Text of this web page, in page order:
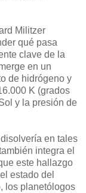
Militzer
qué pasa
clave de la
en un
de hidrógeno y
K (grados
y la presión de
en tales
integra el
este hallazgo
estado del
los planetólogos